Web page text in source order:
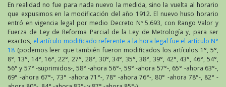
En realidad no fue para nada nuevo la medida, sino la vuelta al horario
que expusimos en la modificación del año 1912. El nuevo huso horario
entró en vigencia legal por medio Decreto Nº 5.693, con Rango Valor y
Fuerza de Ley de Reforma Parcial de la Ley de Metrología y, para ser
exactos, el artículo modificado referente a la hora legal fue el artículo N°
18 (podemos leer que también fueron modificados los artículos 1°, 5°,
8°, 13°, 14°, 16°, 22°, 27°, 28°, 30°, 34°, 35°, 38°, 39°, 42°, 43°, 46°, 54°,
56° y 57° -suprimidos-, 58° -ahora 56°-, 59° -ahora 57°-, 65° -ahora 63°-,
69° -ahora 67°-, 73° -ahora 71°-, 78° -ahora 76°-, 80° -ahora 78°-, 82° -